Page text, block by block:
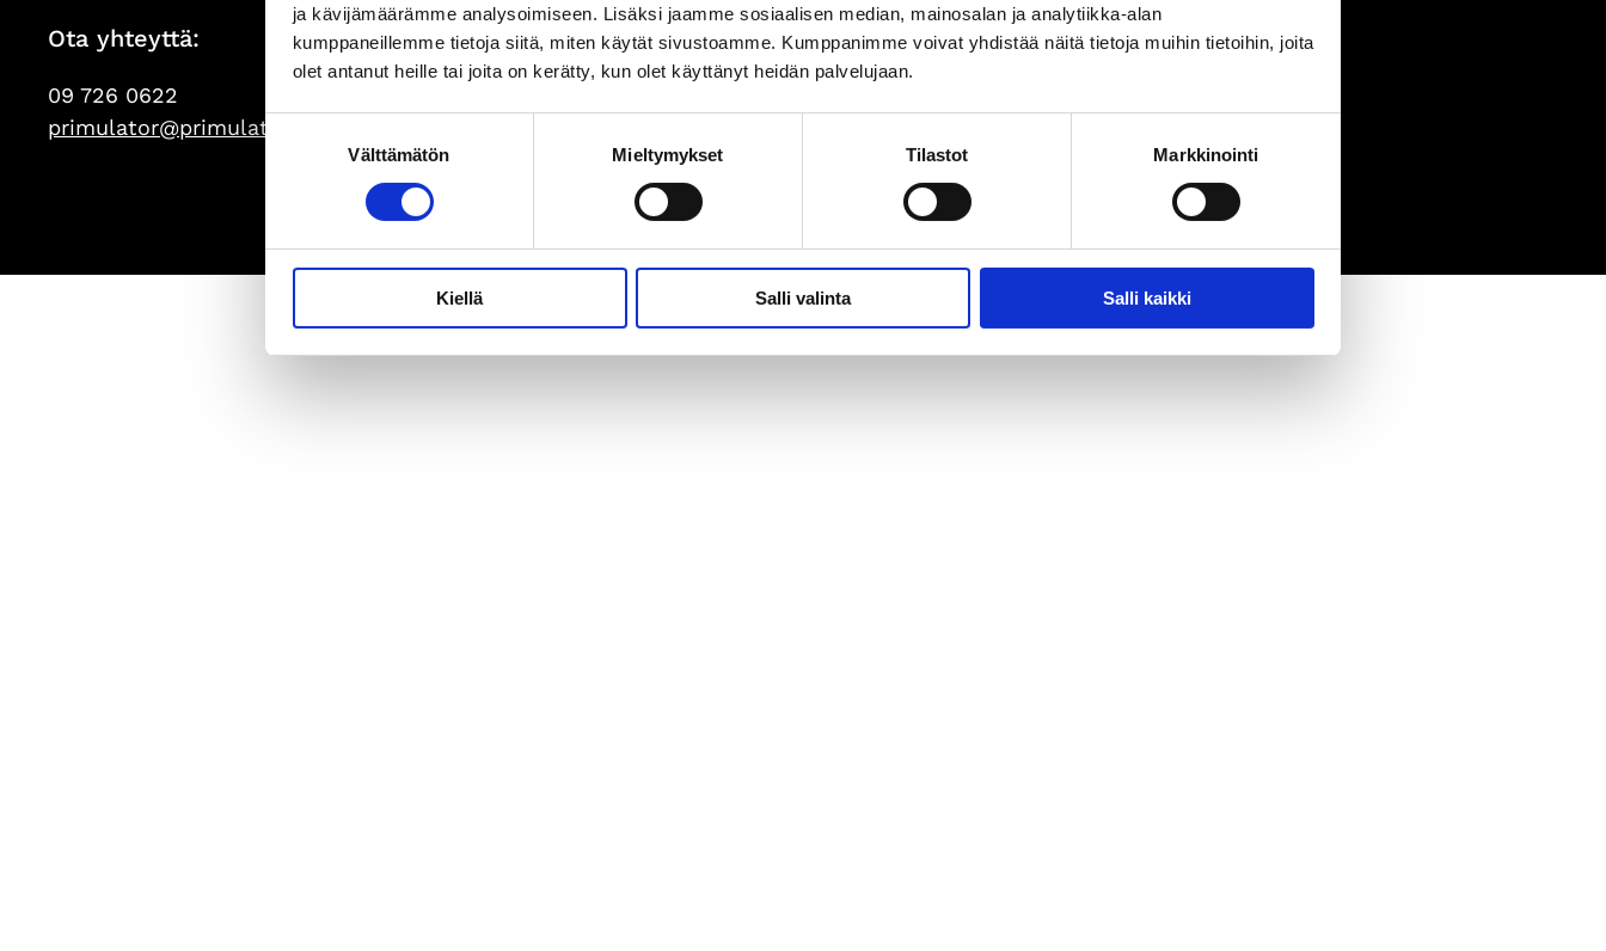
ja kävijämäärämme analysoimiseen. Lisäksi jaamme sosiaalisen median, mainosalan ja analytiikka-alan
kumppaneillemme tietoja siitä, miten käytät sivustoamme. Kumppanimme voivat yhdistää näitä tietoja muihin tietoihin, joita
olet antanut heille tai joita on kerätty, kun olet käyttänyt heidän palvelujaan.
Suostumuksen
Välttämätön Mieltymykset Tilastot Markkinointi
Kiellä Salli valinta Salli kaikki
Ota yhteyttä:
09 726 0622
primulator@primulator.fi
Osoite: Seuraa meitä: